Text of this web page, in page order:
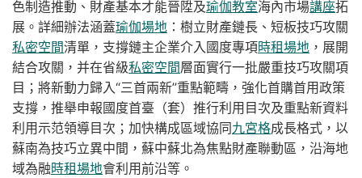
色制造推動、財產基本才能晉陞及瑜伽教室海內市場講座拓
展。詳細辦法涵蓋瑜伽場地 ：樹立財產鏈長、短板技巧攻關
私密空間清單，支撐鏈主企業介入國度專項時租場地 ，展開
結合攻關，并在省級私密空間層面實行一批嚴重技巧攻關項
目；將新動力歸入“三首兩新”重點範疇，強化首購首用政策
支撐，推舉申報國度首臺（套）推行利用目次及重點新資料
利用示范領導目次；加快構成區域協同九宮格成長格式，以
蘇南為技巧立異中間，蘇中蘇北為焦點財產聯動區，沿海地
域為融時租場地會利用前沿等。